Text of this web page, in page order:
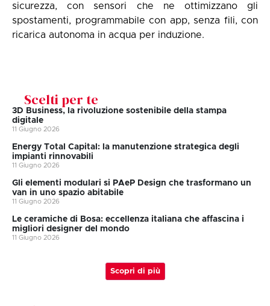
sicurezza, con sensori che ne ottimizzano gli
spostamenti, programmabile con app, senza fili, con
ricarica autonoma in acqua per induzione.
Scelti per te
3D Business, la rivoluzione sostenibile della stampa
digitale
11 Giugno 2026
Energy Total Capital: la manutenzione strategica degli
impianti rinnovabili
11 Giugno 2026
Gli elementi modulari si PAeP Design che trasformano un
van in uno spazio abitabile
11 Giugno 2026
Le ceramiche di Bosa: eccellenza italiana che affascina i
migliori designer del mondo
11 Giugno 2026
Scopri di più